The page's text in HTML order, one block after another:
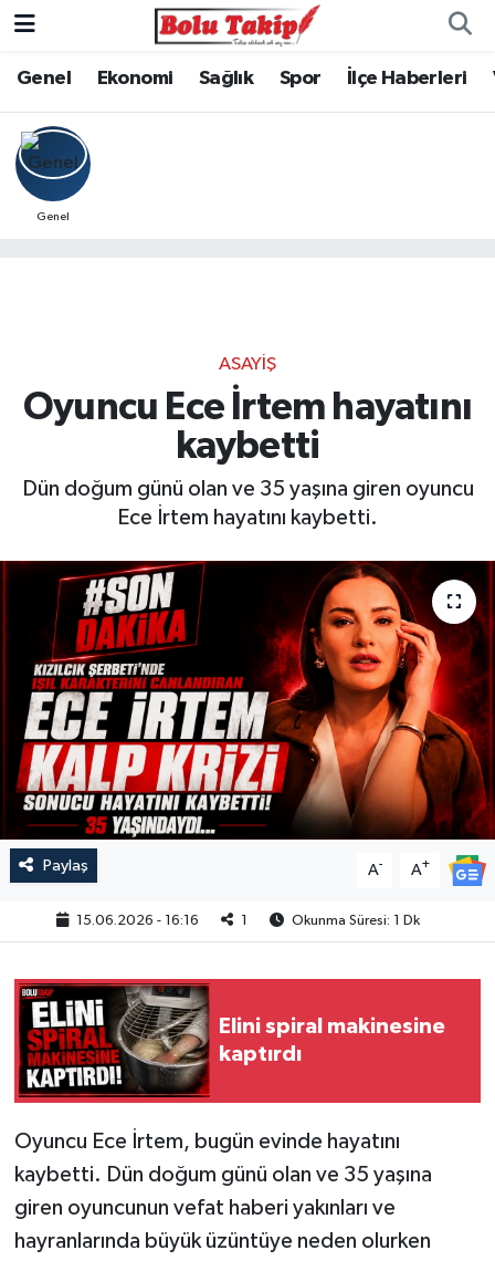
Genel Ekonomi Sağlık Spor İlçe Haberleri
Genel
ASAYIŞ
Oyuncu Ece İrtem hayatını
kaybetti
Dün doğum günü olan ve 35 yaşına giren oyuncu
Ece İrtem hayatını kaybetti.
Paylaş A- A+
15.06.2026 - 16:16 Okunma Süresi: 1 Dk
Elini spiral makinesine
kaptırdı
Oyuncu Ece İrtem, bugün evinde hayatını
kaybetti. Dün doğum günü olan ve 35 yaşına
giren oyuncunun vefat haberi yakınları ve
hayranlarında büyük üzüntüye neden olurken